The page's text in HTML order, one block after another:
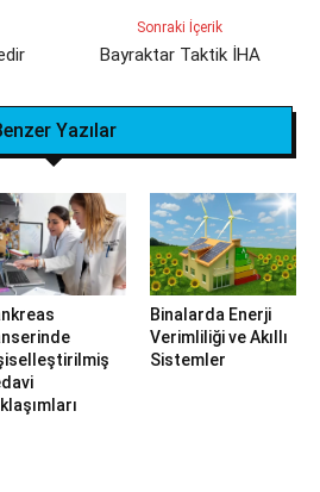
Sonraki İçerik
Bayraktar Taktik İHA
Yazılar
Binalarda Enerji
Verimliliği ve Akıllı
Sistemler